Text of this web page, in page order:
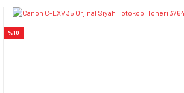
%10